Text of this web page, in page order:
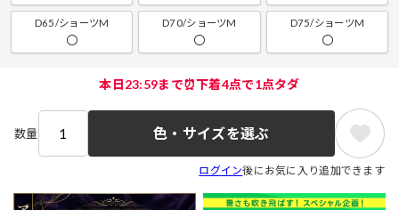
D65/ショーツM
〇
D70/ショーツM
〇
D75/ショーツM
〇
本日23:59まで⏰下着4点で1点タダ
数量 色・サイズを選ぶ
ログイン後にお気に入り追加できます